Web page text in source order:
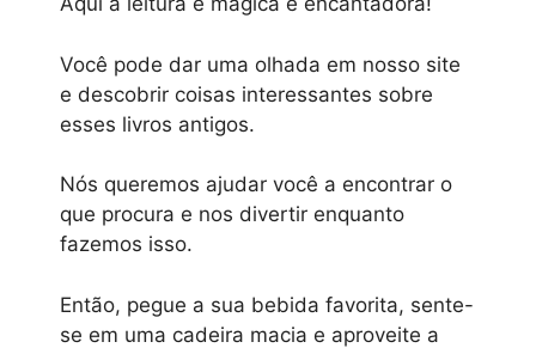
Você pode dar uma olhada em nosso site
e descobrir coisas interessantes sobre
esses livros antigos.
Nós queremos ajudar você a encontrar o
que procura e nos divertir enquanto
fazemos isso.
Então, pegue a sua bebida favorita, sente-
se em uma cadeira macia e aproveite a